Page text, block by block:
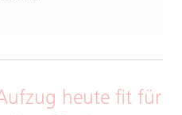
heute fit für